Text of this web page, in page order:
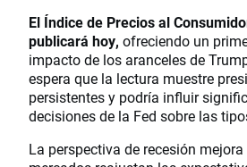
El Índice de Precios al
publicará hoy, ofreciendo un
impacto de los aranceles de
espera que la lectura muestre
persistentes y podría influir
decisiones de la Fed sobre las
La perspectiva de recesión